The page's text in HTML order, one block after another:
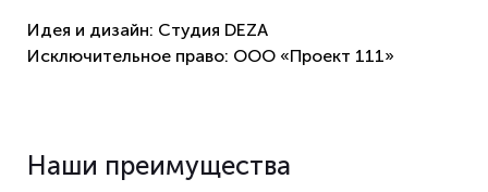
Идея и дизайн: Студия DEZA
Исключительное право: ООО «Проект 111»
Наши преимущества